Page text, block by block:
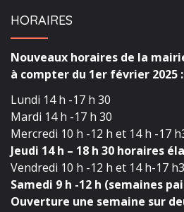
HORAIRES
Nouveaux horaires de la
à compter du 1er février 2025 :
Lundi 14 h -17 h 30
Mardi 14 h -17 h 30
Mercredi 10 h -12 h et 14 h -17
Jeudi 14 h – 18 h 30 horaires
Vendredi 10 h -12 h et 14 h-17
Samedi 9 h -12 h (semaines
Ouverture une semaine sur